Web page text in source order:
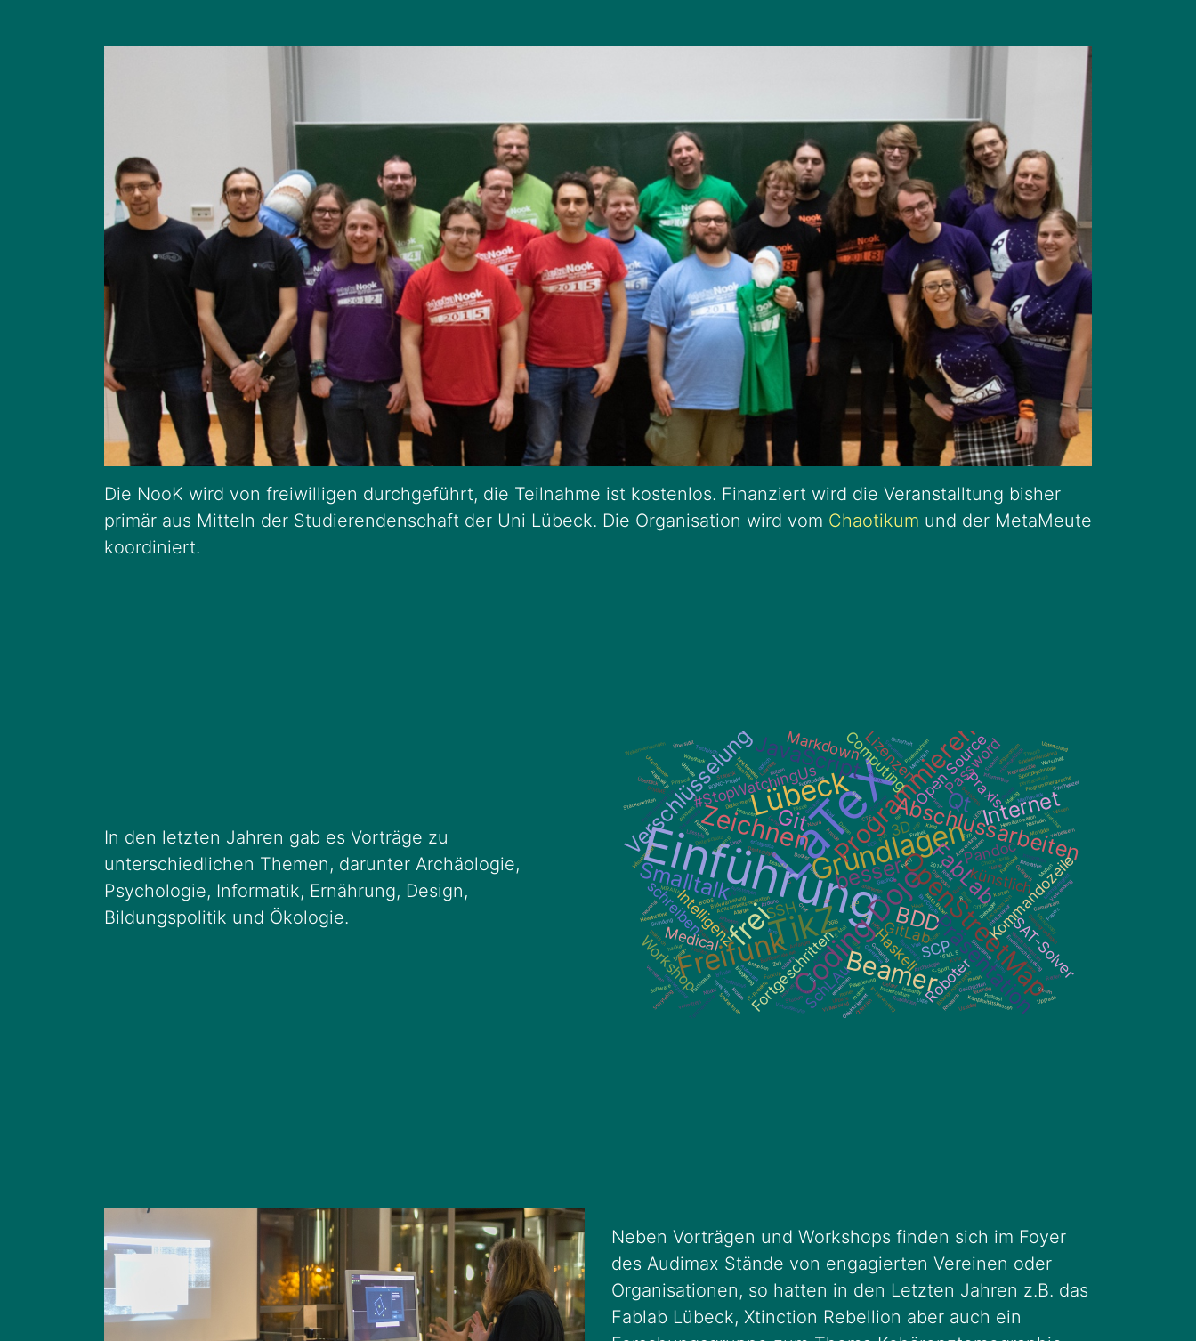
Die NooK wird von freiwilligen durchgeführt, die Teilnahme ist kostenlos. Finanziert wird die Veranstalltung bisher
primär aus Mitteln der Studierendenschaft der Uni Lübeck. Die Organisation wird vom Chaotikum und der MetaMeute
koordiniert.
In den letzten Jahren gab es Vorträge zu
unterschiedlichen Themen, darunter Archäologie,
Psychologie, Informatik, Ernährung, Design,
Bildungspolitik und Ökologie.
Neben Vorträgen und Workshops finden sich im Foyer
des Audimax Stände von engagierten Vereinen oder
Organisationen, so hatten in den Letzten Jahren z.B. das
Fablab Lübeck, Xtinction Rebellion aber auch ein